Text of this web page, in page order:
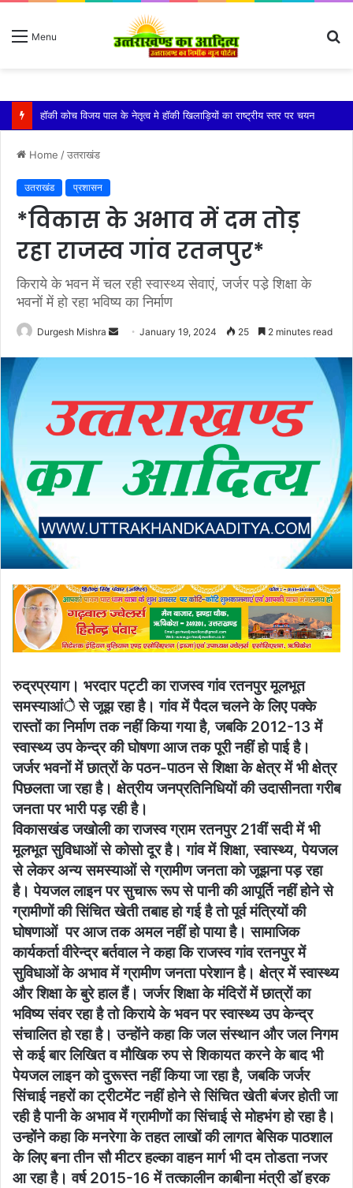
Menu
किशोरी को बेहोश कर झाड़ियों में दुष्कर्म, गंभीर हालत में एम्स में भर्ती
Home /उतराखंड
उतराखंड प्रशासन
*विकास के अभाव में दम तोड़
रहा राजस्व गांव रतनपुर*
किराये के भवन में चल रही स्वास्थ्य सेवाएं, जर्जर पडे़ शिक्षा के
भवनों में हो रहा भविष्य का निर्माण
Durgesh Mishra
Send January 19, 2024 25 2 minutes read
रुद्रप्रयाग। भरदार पट्टी का राजस्व गांव रतनपुर मूलभूत
समस्याआंे से जूझ रहा है। गांव में पैदल चलने के लिए पक्के
रास्तों का निर्माण तक नहीं किया गया है, जबकि 2012-13 में
स्वास्थ्य उप केन्द्र की घोषणा आज तक पूरी नहीं हो पाई है।
जर्जर भवनों में छात्रों के पठन-पाठन से शिक्षा के क्षेत्र में भी क्षेत्र
पिछलता जा रहा है। क्षेत्रीय जनप्रतिनिधियों की उदासीनता गरीब
जनता पर भारी पड़ रही है।
विकासखंड जखोली का राजस्व ग्राम रतनपुर 21वीं सदी में भी
मूलभूत सुविधाओं से कोसो दूर है। गांव में शिक्षा, स्वास्थ्य, पेयजल
से लेकर अन्य समस्याओं से ग्रामीण जनता को जूझना पड़ रहा
है। पेयजल लाइन पर सुचारू रूप से पानी की आपूर्ति नहीं होने से
ग्रामीणों की सिंचित खेती तबाह हो गई है तो पूर्व मंत्रियों की
घोषणाओं पर आज तक अमल नहीं हो पाया है। सामाजिक
कार्यकर्ता वीरेन्द्र बर्तवाल ने कहा कि राजस्व गांव रतनपुर में
सुविधाओं के अभाव में ग्रामीण जनता परेशान है। क्षेत्र में स्वास्थ्य
और शिक्षा के बुरे हाल हैं। जर्जर शिक्षा के मंदिरों में छात्रों का
भविष्य संवर रहा है तो किराये के भवन पर स्वास्थ्य उप केन्द्र
संचालित हो रहा है। उन्होंने कहा कि जल संस्थान और जल निगम
से कई बार लिखित व मौखिक रुप से शिकायत करने के बाद भी
पेयजल लाइन को दुरूस्त नहीं किया जा रहा है, जबकि जर्जर
सिंचाई नहरों का ट्रीटमेंट नहीं होने से सिंचित खेती बंजर होती जा
रही है पानी के अभाव में ग्रामीणों का सिंचाई से मोहभंग हो रहा है।
उन्होंने कहा कि मनरेगा के तहत लाखों की लागत बेसिक पाठशाल
के लिए बना तीन सौ मीटर हल्का वाहन मार्ग भी दम तोडता नजर
आ रहा है। वर्ष 2015-16 में तत्कालीन काबीना मंत्री डॉ हरक